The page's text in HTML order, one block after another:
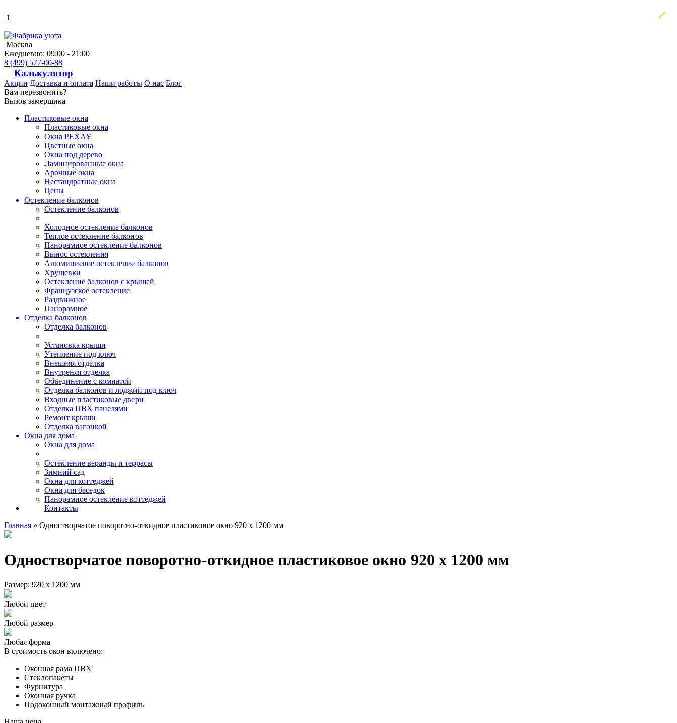
1
Москва
Ежедневно: 09:00 - 21:00
8 (499) 577-00-88
Калькулятор
Акции Доставка и оплата Наши работы О нас Блог
Вам перезвонить?
Вызов замерщика
Пластиковые окна
Пластиковые окна
Окна РЕХАУ
Цветные окна
Окна под дерево
Ламинированные окна
Арочные окна
Нестандратные окна
Цены
Остекление балконов
Остекление балконов
Холодное остекление балконов
Теплое остекление балконов
Панорамное остекление балконов
Вынос остекления
Алюминиевое остекление балконов
Хрущевки
Остекление балконов с крышей
Французское остекление
Раздвижное
Панорамное
Отделка балконов
Отделка балконов
Установка крыши
Утепление под ключ
Внешняя отделка
Внутреняя отделка
Объединение с комнатой
Отделка балконов и лоджий под ключ
Входные пластиковые двери
Отделка ПВХ панелями
Ремонт крыши
Отделка вагонкой
Окна для дома
Окна для дома
Остекление веранды и террасы
Зимний сад
Окна для коттеджей
Окна для беседок
Панорамное остекление коттеджей
Контакты
Главная » Одностворчатое поворотно-откидное пластиковое окно 920 х 1200 мм
Одностворчатое поворотно-откидное пластиковое окно 920 х 1200 мм
Размер: 920 х 1200 мм
Любой цвет
Любой размер
Любая форма
В стоимость окон включено:
Оконная рама ПВХ
Стеклопакеты
Фурнитура
Оконная ручка
Подоконный монтажный профиль